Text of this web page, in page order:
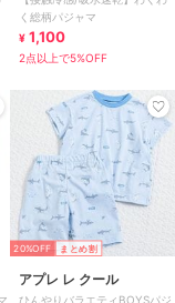
く総柄パジャマ
¥ 1,100
2点以上で5%OFF
20%OFF まとめ割
アプレ レ クール
ひんやりバラエティBOYSパジ